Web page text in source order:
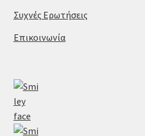
Συχνές Ερωτήσεις
Επικοινωνία